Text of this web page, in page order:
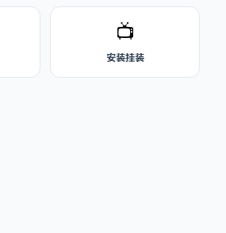
📺
安装挂装